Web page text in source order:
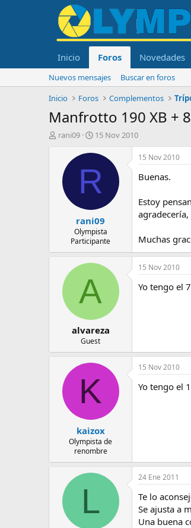
Inicio Foros Novedades
Nuevos mensajes
Buscar en foros
Inicio
Foros Complementos
Manfrotto 190 XB +
I
l
m
rani09
F
c
a
d
i
n
i
c
i
o
15 Nov 2010
R
rani09
Olympista
Participante
15 Nov 2010
Buenas.
Estoy
Muchas
A
alvareza
Guest
15 Nov 2010
Yo tengo el
K
kaizox
Olympista de
renombre
15 Nov 2010
Yo tengo el
L
24 Ene 2011
Te lo
Se ajusta a
Una buena